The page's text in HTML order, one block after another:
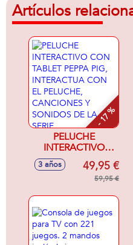
Artículos
- 17 %
PELUCHE
INTERACTIVO
CON TABLET
PEPPA PIG,
INTERACTUA CON
SONIDOS DE LA
SERIE
3 años 49,95 €
59,95 €